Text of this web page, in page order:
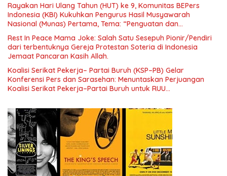
Rayakan Hari Ulang Tahun (HUT) ke 9, Komunitas BEPers
Indonesia (KBI) Kukuhkan Pengurus Hasil Musyawarah
Nasional (Munas) Pertama, Tema: “Penguatan dan
Pengembangan Organisasi KBI yang Berbasis Riset di seluruh
Indonesia dan Mancanegara”.
Rest In Peace Mama Joke: Salah Satu Sesepuh Pionir/Pendiri
dari terbentuknya Gereja Protestan Soteria di Indonesia
Jemaat Pancaran Kasih Allah.
Koalisi Serikat Pekerja– Partai Buruh (KSP–PB) Gelar
Konferensi Pers dan Sarasehan: Menuntaskan Perjuangan
Koalisi Serikat Pekerja–Partai Buruh untuk RUU